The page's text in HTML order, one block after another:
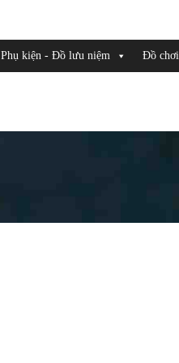
Phụ kiện - Đồ lưu niệm Đồ chơi